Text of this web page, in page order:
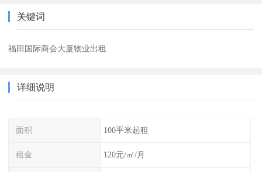
关键词
福田国际商会大厦物业出租
详细说明
面积 100平米起租
租金 120元/㎡/月